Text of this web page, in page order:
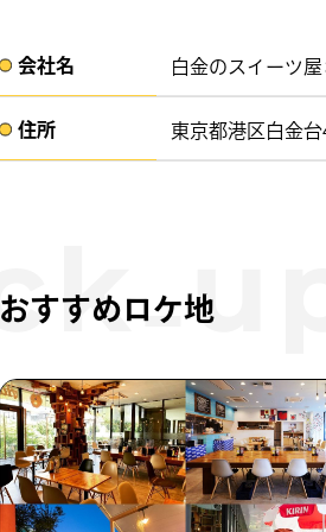
会社名​ 白金のスイーツ
住所​​ 東京都港区白金
おすすめロケ地